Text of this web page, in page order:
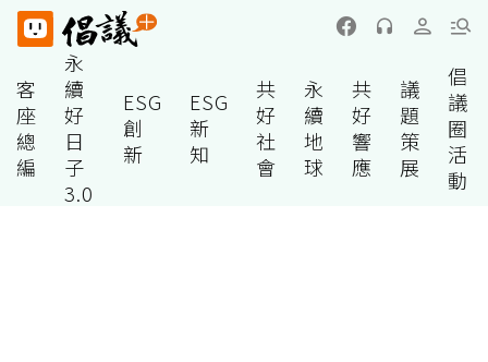
客
座
總
編
永
續
好
日
子
3.0
ESG
創
新
ESG
新
知
共
好
社
會
永
續
地
球
共
好
響
應
議
題
策
展
倡
議
圈
活
動